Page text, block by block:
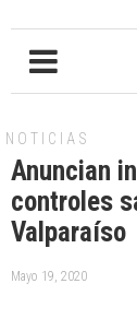
NOTICIAS
Anuncian
controles
Valparaíso
Mayo 19, 2020